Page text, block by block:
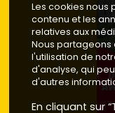
Les cookies
contenu et les
relatives aux
Nous
l'utilisation de
d'analyse, qui
d'autres
En cliquant sur